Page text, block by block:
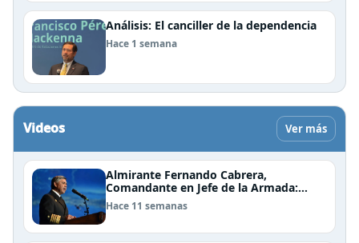
Análisis: El canciller de la dependencia
Hace 1 semana
Videos Ver más
Almirante Fernando Cabrera,
Comandante en Jefe de la Armada:
"Somos una nación Americana,
Polinésica y Antártica; bioceánica y
Hace 11 semanas